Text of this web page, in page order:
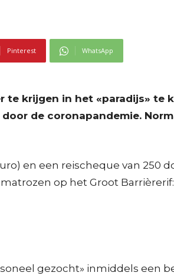
Pinterest WhatsApp
krijgen in het «paradijs» te
de coronapandemie.
en een reischeque van 250
op het Groot
gezocht» inmiddels een